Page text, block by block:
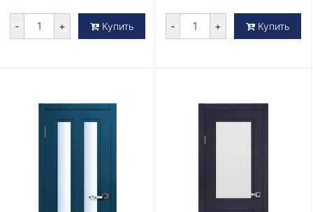
- + Купить - + Купить